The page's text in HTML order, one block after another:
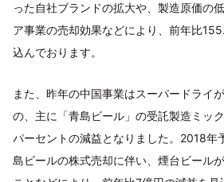
った自社ブランドの拡大や、製造原価の
ア事業の売却効果などにより、前年比
込んでおります。
また、昨年の中国事業はスーパードライ
の、主に「青島ビール」の受託製造ミッ
パーセントの減益となりました。2018年
島ビールの株式売却に伴い、煙台ビール